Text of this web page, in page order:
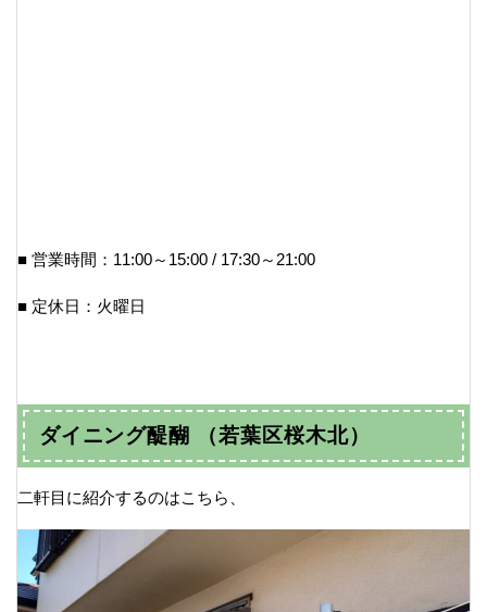
■ 営業時間：11:00～15:00 / 17:30～21:00
■ 定休日：火曜日
ダイニング醍醐 （若葉区桜木北）
二軒目に紹介するのはこちら、